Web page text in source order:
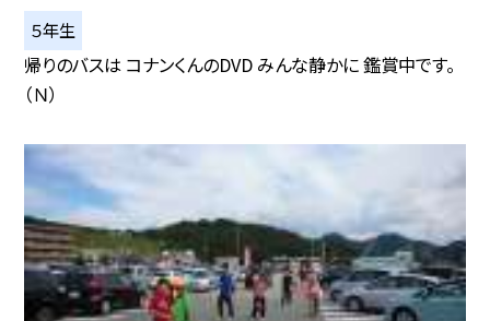
５年生
帰りのバスは コナンくんのDVD みんな静かに 鑑賞中です。
（Ｎ）